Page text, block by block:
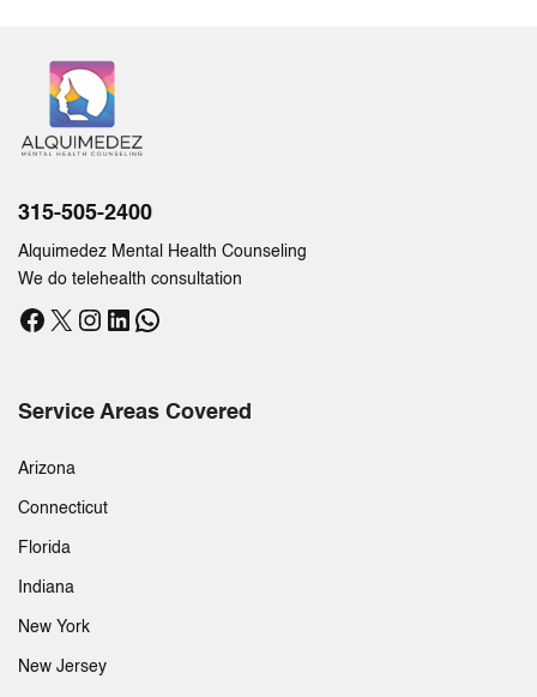
315-505-2400
Alquimedez Mental Health Counseling
We do telehealth consultation
Facebook
X Instagram
LinkedIn
WhatsApp
Service Areas Covered
Arizona
Connecticut
Florida
Indiana
New York
New Jersey